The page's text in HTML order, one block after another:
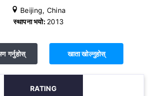
Beijing, China
स्थापना भयो: 2013
गर्नुहोस् खाता खोल्नुहोस्
RATING